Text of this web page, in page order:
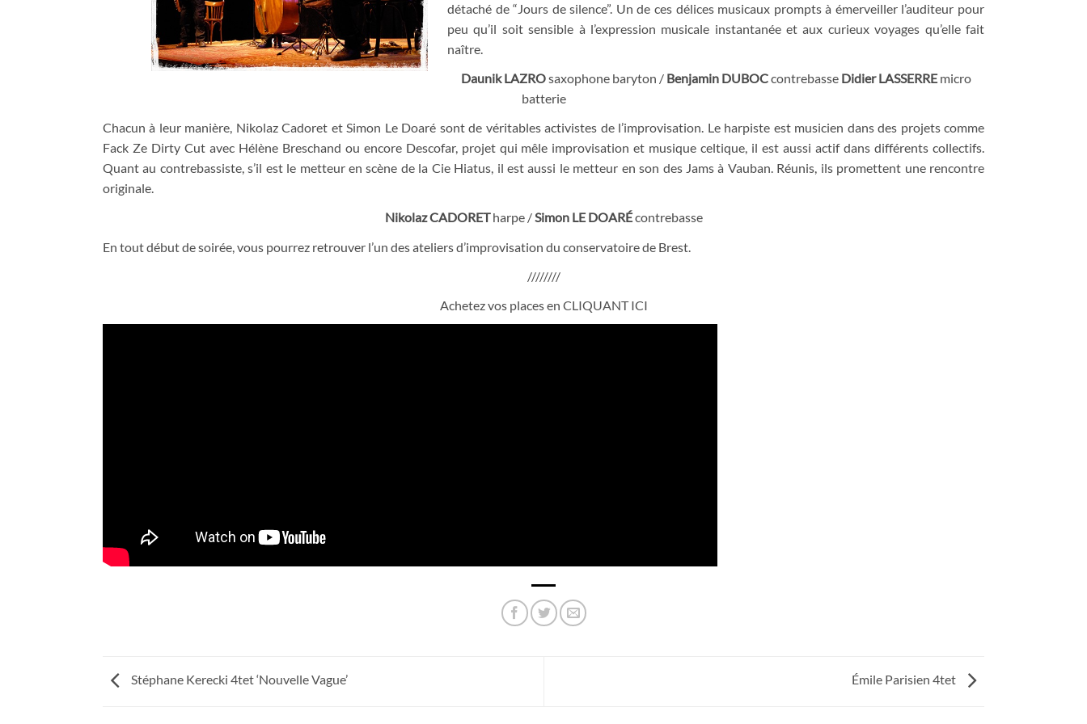
détaché de “Jours de silence”. Un de ces délices musicaux prompts à émerveiller l’auditeur pour
peu qu’il soit sensible à l’expression musicale instantanée et aux curieux voyages qu’elle fait
naître.
Daunik LAZROsaxophone baryton / Benjamin DUBOCcontrebasse Didier LASSERREmicro
batterie
Chacun à leur manière, Nikolaz Cadoret et Simon Le Doaré sont de véritables activistes de l’improvisation. Le harpiste est musicien dans des projets comme
Fack Ze Dirty Cut avec Hélène Breschand ou encore Descofar, projet qui mêle improvisation et musique celtique, il est aussi actif dans différents collectifs.
Quant au contrebassiste, s’il est le metteur en scène de la Cie Hiatus, il est aussi le metteur en son des Jams à Vauban. Réunis, ils promettent une rencontre
originale.
Nikolaz CADORETharpe /Simon LE DOARÉcontrebasse
En tout début de soirée, vous pourrez retrouver l’un des ateliers d’improvisation du conservatoire de Brest.
////////
Achetez vos places en CLIQUANT ICI
Stéphane Kerecki 4tet ‘Nouvelle Vague’ Émile Parisien 4tet